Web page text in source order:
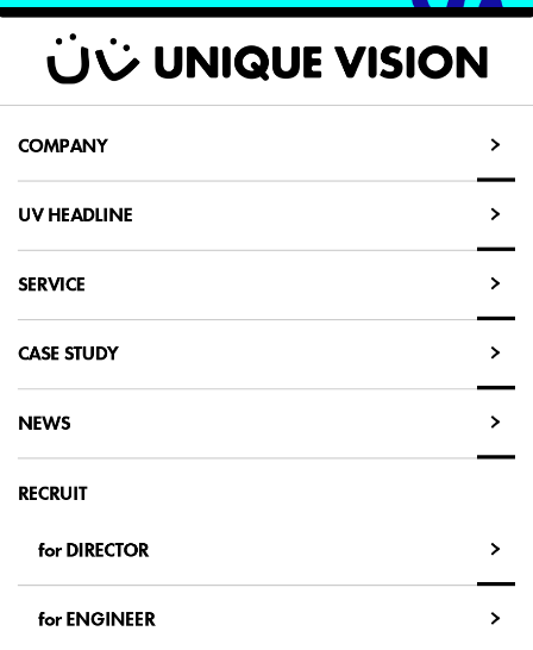
COMPANY
UV HEADLINE
SERVICE
CASE STUDY
NEWS
RECRUIT
for DIRECTOR
for ENGINEER